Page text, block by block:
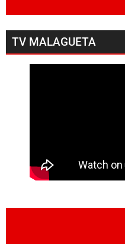
TV MALAGUETA